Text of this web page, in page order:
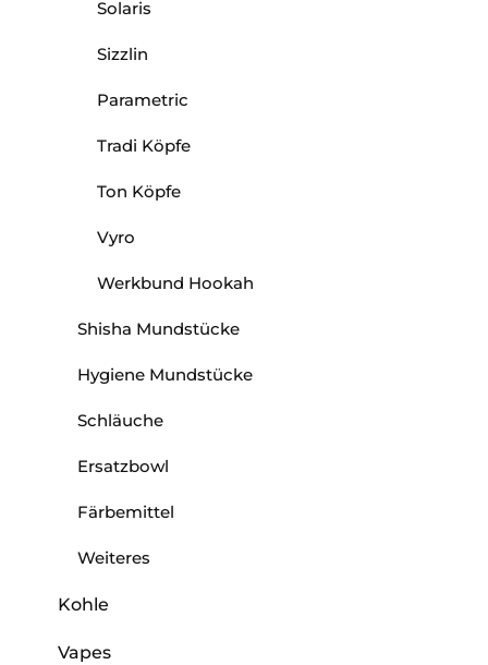
Solaris
Sizzlin
Parametric
Tradi Köpfe
Ton Köpfe
Vyro
Werkbund Hookah
Shisha Mundstücke
Hygiene Mundstücke
Schläuche
Ersatzbowl
Färbemittel
Weiteres
Kohle
Vapes